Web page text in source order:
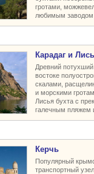
в.
гротами,
любимым
и
Карадаг и
Древний
востоке
скалами,
и морскими
Лисья бухта с
галечным пляжем
Керчь
Популярный
транспортный